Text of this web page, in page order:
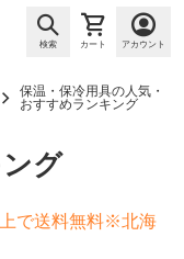
検索 カート アカウント
保温・保冷用具の人気・
おすすめランキング
グ
で送料無料※北海